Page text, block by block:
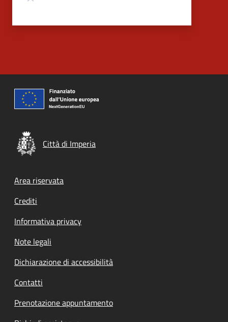
Città di Imperia
Footer menu
Area riservata
Crediti
Informativa privacy
Note legali
Dichiarazione di accessibilità
Contatti
Prenotazione appuntamento